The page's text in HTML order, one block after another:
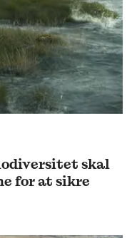
skal
for at sikre